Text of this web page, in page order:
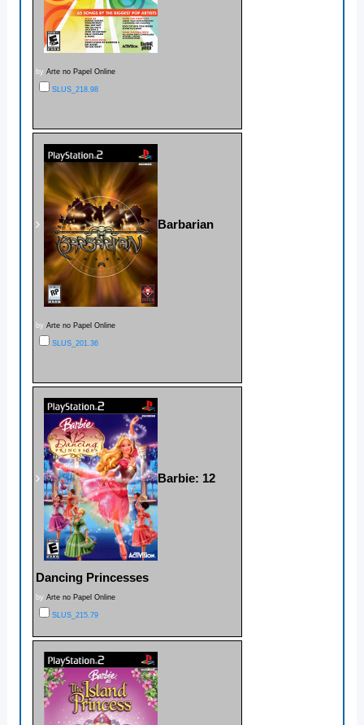
by Arte no Papel Online
SLUS_218.98
Barbarian
by Arte no Papel Online
SLUS_201.36
Barbie: 12
Dancing Princesses
by Arte no Papel Online
SLUS_215.79